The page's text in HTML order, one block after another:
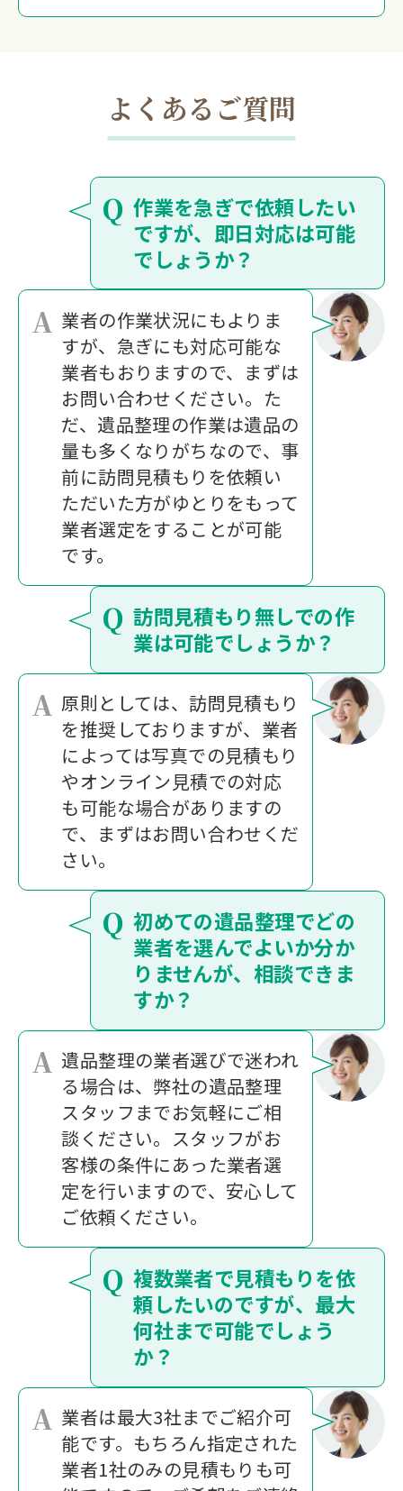
よくあるご質問
Q 作業を急ぎで依頼したい
ですが、即日対応は可能
でしょうか？
A 業者の作業状況にもよりま
すが、急ぎにも対応可能な
業者もおりますので、まずは
お問い合わせください。た
だ、遺品整理の作業は遺品の
量も多くなりがちなので、事
前に訪問見積もりを依頼い
ただいた方がゆとりをもって
業者選定をすることが可能
です。
Q 訪問見積もり無しでの作
業は可能でしょうか？
A 原則としては、訪問見積もり
を推奨しておりますが、業者
によっては写真での見積もり
やオンライン見積での対応
も可能な場合がありますの
で、まずはお問い合わせくだ
さい。
Q 初めての遺品整理でどの
業者を選んでよいか分か
りませんが、相談できま
すか？
A 遺品整理の業者選びで迷われ
る場合は、弊社の遺品整理
スタッフまでお気軽にご相
談ください。スタッフがお
客様の条件にあった業者選
定を行いますので、安心して
ご依頼ください。
Q 複数業者で見積もりを依
頼したいのですが、最大
何社まで可能でしょう
か？
A 業者は最大3社までご紹介可
能です。もちろん指定された
業者1社のみの見積もりも可